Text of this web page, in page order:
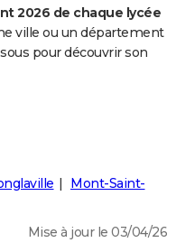
2026 de chaque lycée
ville ou un département
pour découvrir son
Mont-Saint-
Mise à jour le 03/04/26